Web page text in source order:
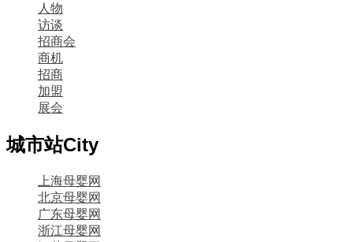
人物
访谈
招商会
商机
招商
加盟
展会
城市站City
上海母婴网
北京母婴网
广东母婴网
浙江母婴网